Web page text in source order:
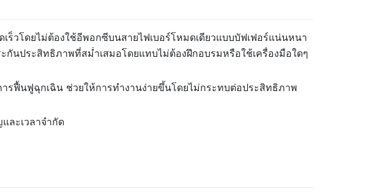
วโดยไม่ต้องใช้อีพอกซีบนสายไฟเบอร์โหมดเดียวแบบบัฟเฟอร์แน่นหนา
กันประสิทธิภาพที่สม่ำเสมอโดยแทบไม่ต้องฝึกอบรมหรือใช้เครื่องมือใดๆ
รฟื้นฟูฉุกเฉิน ช่วยให้การทำงานง่ายขึ้นโดยไม่กระทบต่อประสิทธิภาพ
ละเวลาจำกัด